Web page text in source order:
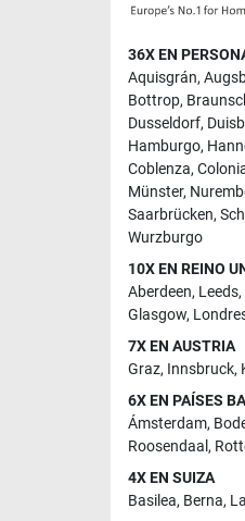
36X EN
Aquisgrán,
Bottrop,
Dusseldorf,
Hamburgo,
Coblenza,
Münster,
Saarbrücken,
Wurzburgo
10X EN REINO
Aberdeen, Leeds,
Glasgow,
7X EN AUSTRIA
Graz, Innsbruck,
6X EN PAÍSES
Ámsterdam,
Roosendaal ,
4X EN SUIZA
Basilea, Berna,